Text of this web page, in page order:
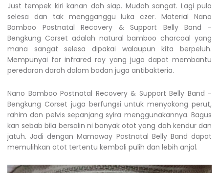
Just tempek kiri kanan dah siap. Mudah sangat. Lagi pula
selesa dan tak mengganggu luka czer. Material Nano
Bamboo Postnatal Recovery & Support Belly Band -
Bengkung Corset adalah natural bamboo charcoal yang
mana sangat selesa dipakai walaupun kita berpeluh.
Mempunyai far infrared ray yang juga dapat membantu
peredaran darah dalam badan juga antibakteria.
Nano Bamboo Postnatal Recovery & Support Belly Band -
Bengkung Corset juga berfungsi untuk menyokong perut,
rahim dan pelvis sepanjang syira menggunakannya. Bagus
kan sebab bila bersalin ni banyak otot yang dah kendur dan
jatuh. Jadi dengan Mamaway Postnatal Belly Band dapat
memulihkan otot tertentu kembali pulih dan lebih anjal.